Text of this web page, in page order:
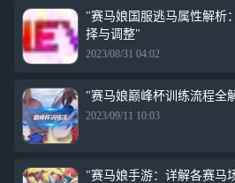
"赛马娘国服逃马属性解析
择与调整"
2023/08/31 04:02
"赛马娘巅峰杯训练流程全
2023/09/11 10:03
"赛马娘手游：详解各赛马